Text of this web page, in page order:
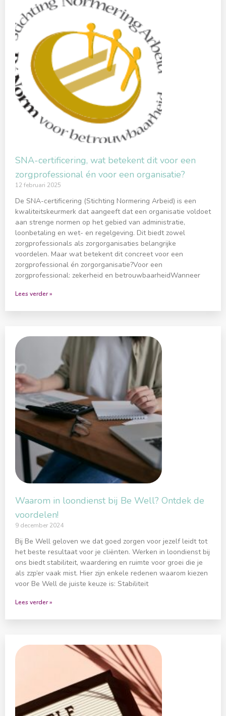
SNA-certificering, wat betekent dit voor een
zorgprofessional én voor een organisatie?
12 februari 2025
De SNA-certificering (Stichting Normering Arbeid) is een
kwaliteitskeurmerk dat aangeeft dat een organisatie voldoet
aan strenge normen op het gebied van administratie,
loonbetaling en wet- en regelgeving. Dit biedt zowel
zorgprofessionals als zorgorganisaties belangrijke
voordelen. Maar wat betekent dit concreet voor een
zorgprofessional én zorgorganisatie?Voor een
zorgprofessional: zekerheid en betrouwbaarheidWanneer
Lees verder »
Waarom in loondienst bij Be Well? Ontdek de
voordelen!
9 december 2024
Bij Be Well geloven we dat goed zorgen voor jezelf leidt tot
het beste resultaat voor je cliënten. Werken in loondienst bij
ons biedt stabiliteit, waardering en ruimte voor groei die je
als zzp’er vaak mist. Hier zijn enkele redenen waarom kiezen
voor Be Well de juiste keuze is: Stabiliteit
Lees verder »